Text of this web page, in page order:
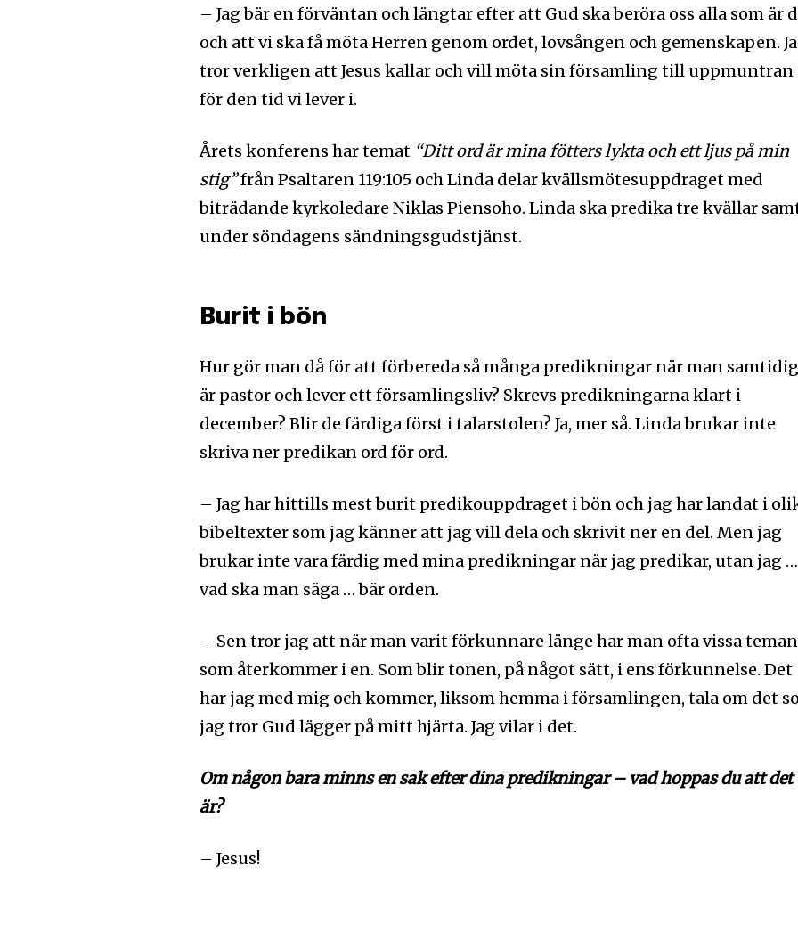
– Jag bär en förväntan och längtar efter att Gud ska beröra oss alla som är
och att vi ska få möta Herren genom ordet, lovsången och gemenskapen.
tror verkligen att Jesus kallar och vill möta sin församling till uppmuntran
för den tid vi lever i.
Årets konferens har temat “Ditt ord är mina fötters lykta och ett ljus på min
stig”från ‭‭Psaltaren‬ ‭119‬:‭105 och Linda delar kvällsmötesuppdraget med
biträdande kyrkoledare Niklas Piensoho. Linda ska predika tre kvällar
under söndagens sändningsgudstjänst.
Burit i bön
Hur gör man då för att förbereda så många predikningar när man
är pastor och lever ett församlingsliv? Skrevs predikningarna klart i
december? Blir de färdiga först i talarstolen? Ja, mer så. Linda brukar inte
skriva ner predikan ord för ord.
– Jag har hittills mest burit predikouppdraget i bön och jag har landat i
bibeltexter som jag känner att jag vill dela och skrivit ner en del. Men jag
brukar inte vara färdig med mina predikningar när jag predikar, utan jag …
vad ska man säga … bär orden.
– Sen tror jag att när man varit förkunnare länge har man ofta vissa teman
som återkommer i en. Som blir tonen, på något sätt, i ens förkunnelse. Det
har jag med mig och kommer, liksom hemma i församlingen, tala om det
jag tror Gud lägger på mitt hjärta. Jag vilar i det.
Om någon bara minns en sak efter dina predikningar – vad hoppas du att det
är?
– Jesus!